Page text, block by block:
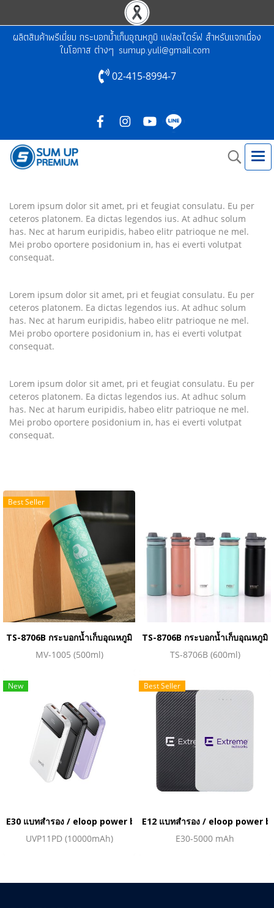
ผลิตสินค้าพรีเมี่ยม กระบอกน้ำเก็บอุณหภูมิ แฟลชไดร์ฟ สำหรับแจกเนื่อง
ในโอกาส ต่างๆ sumup.yuli@gmail.com
02-415-8994-7
Lorem ipsum dolor sit amet, pri et feugiat consulatu. Eu per
ceteros platonem. Ea dictas legendos ius. At adhuc solum
has. Nec at harum euripidis, habeo elitr patrioque ne mel.
Mei probo oportere posidonium in, has ei everti volutpat
consequat.
Lorem ipsum dolor sit amet, pri et feugiat consulatu. Eu per
ceteros platonem. Ea dictas legendos ius. At adhuc solum
has. Nec at harum euripidis, habeo elitr patrioque ne mel.
Mei probo oportere posidonium in, has ei everti volutpat
consequat.
Lorem ipsum dolor sit amet, pri et feugiat consulatu. Eu per
ceteros platonem. Ea dictas legendos ius. At adhuc solum
has. Nec at harum euripidis, habeo elitr patrioque ne mel.
Mei probo oportere posidonium in, has ei everti volutpat
consequat.
Best Seller
TS-8706B กระบอกน้ำเก็บอุณหภูมิ(copy)
MV-1005 (500ml)
TS-8706B กระบอกน้ำเก็บอุณหภูมิ
TS-8706B (600ml)
New
E30 แบทสำรอง / eloop power
UVP11PD (10000mAh)
Best Seller
E12 แบทสำรอง / eloop power
E30-5000 mAh